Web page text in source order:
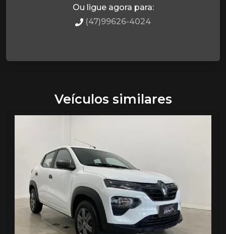
Ou ligue agora para:
(47)99626-4024
Veículos similares